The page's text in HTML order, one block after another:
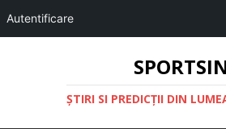
Autentificare
ŞTIRI SI PREDICŢII DIN